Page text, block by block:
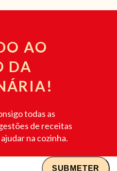
AO
DA
todas as
de receitas
na cozinha.